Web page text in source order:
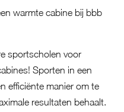
warmte cabine bij bbb
sportscholen voor
Sporten in een
efficiënte manier om te
resultaten behaalt.